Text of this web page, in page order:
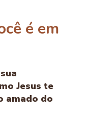
é em
Jesus te
amado do